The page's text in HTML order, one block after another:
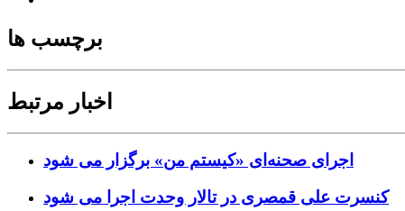
برچسب ها
اخبار مرتبط
اجرای صحنه‌ای «کیستم من» برگزار می شود
کنسرت علی قمصری در تالار وحدت اجرا می شود